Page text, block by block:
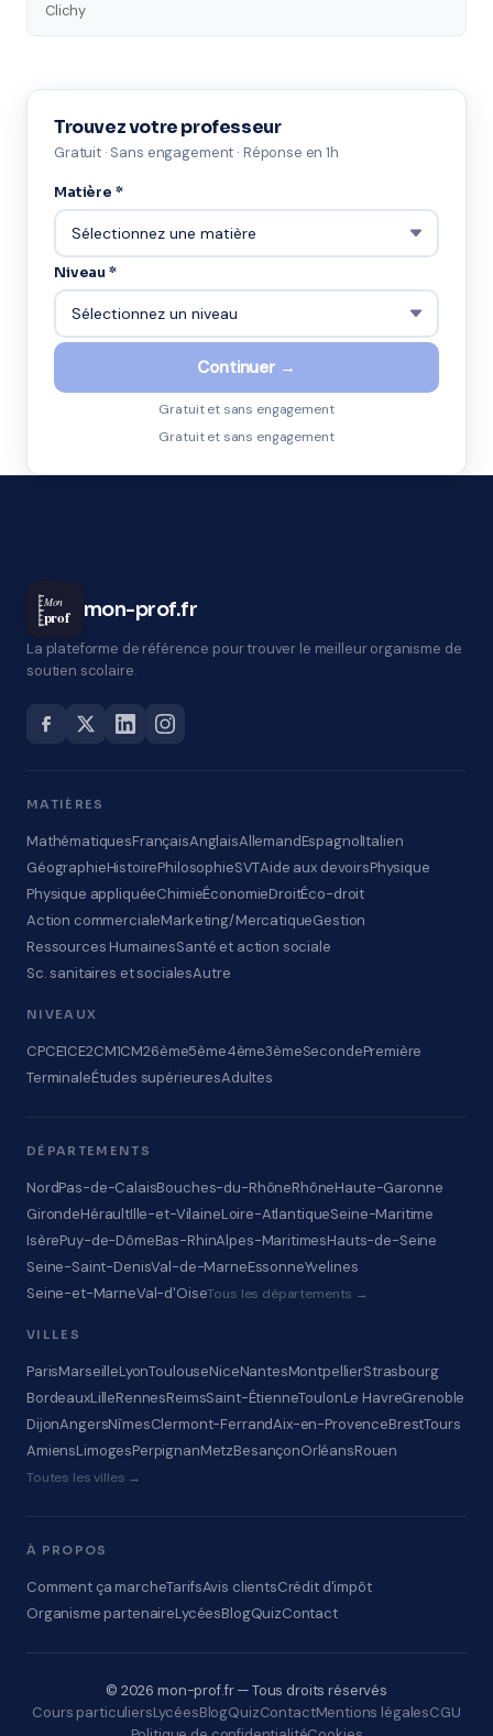
Clichy
Trouvez votre professeur
Gratuit · Sans engagement · Réponse en 1h
Matière *
Niveau *
Continuer →
Gratuit et sans engagement
Gratuit et sans engagement
Mon
prof mon-prof.fr
La plateforme de référence pour trouver le meilleur organisme de
soutien scolaire.
MATIÈRES
MathématiquesFrançaisAnglaisAllemandEspagnolItalien
GéographieHistoirePhilosophieSVTAide aux devoirsPhysique
Physique appliquéeChimieÉconomieDroitÉco-droit
Action commercialeMarketing/MercatiqueGestion
Ressources HumainesSanté et action sociale
Sc. sanitaires et socialesAutre
NIVEAUX
CPCE1CE2CM1CM26ème5ème4ème3èmeSecondePremière
TerminaleÉtudes supérieuresAdultes
DÉPARTEMENTS
NordPas-de-CalaisBouches-du-RhôneRhôneHaute-Garonne
GirondeHéraultIlle-et-VilaineLoire-AtlantiqueSeine-Maritime
IsèrePuy-de-DômeBas-RhinAlpes-MaritimesHauts-de-Seine
Seine-Saint-DenisVal-de-MarneEssonneYvelines
Seine-et-MarneVal-d'OiseTous les départements →
VILLES
ParisMarseilleLyonToulouseNiceNantesMontpellierStrasbourg
BordeauxLilleRennesReimsSaint-ÉtienneToulonLe HavreGrenoble
DijonAngersNîmesClermont-FerrandAix-en-ProvenceBrestTours
AmiensLimogesPerpignanMetzBesançonOrléansRouen
Toutes les villes →
À PROPOS
Comment ça marcheTarifsAvis clientsCrédit d'impôt
Organisme partenaireLycéesBlogQuizContact
© 2026 mon-prof.fr — Tous droits réservés
Cours particuliersLycéesBlogQuizContactMentions légalesCGU